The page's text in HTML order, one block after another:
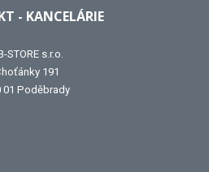
- KANCELÁRIE
STORE s.r.o.
191
01 Poděbrady